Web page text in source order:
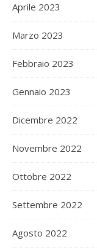
Aprile 2023
Marzo 2023
Febbraio 2023
Gennaio 2023
Dicembre 2022
Novembre 2022
Ottobre 2022
Settembre 2022
Agosto 2022